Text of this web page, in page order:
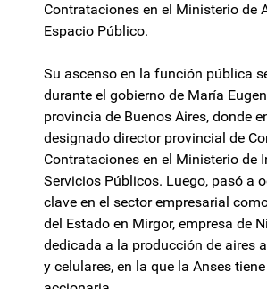
Contrataciones en el Ministerio de
Espacio Público.
Su ascenso en la función pública
durante el gobierno de María
provincia de Buenos Aires, donde
designado director provincial de
Contrataciones en el Ministerio de
Servicios Públicos. Luego, pasó a
clave en el sector empresarial
del Estado en Mirgor, empresa de
dedicada a la producción de aires
y celulares, en la que la Anses